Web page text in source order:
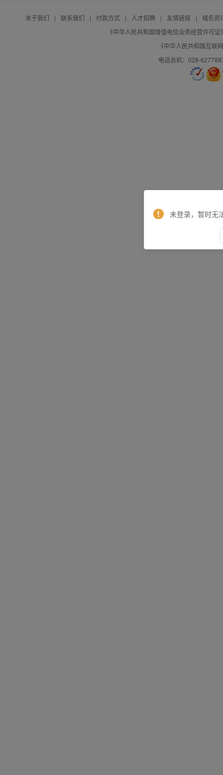
关于我们 | 联系我们 | 付款方式 | 人才招聘 | 友情链接 |
域名资
《中华人民共和国增值电信业务经营许可
《中华人民共和国互联
电话总机：028-
未登录，暂时无